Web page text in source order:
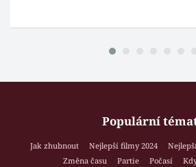
Populární
Jak zhubnout Nejlepší filmy 2024
Změna času
Partie Počasí